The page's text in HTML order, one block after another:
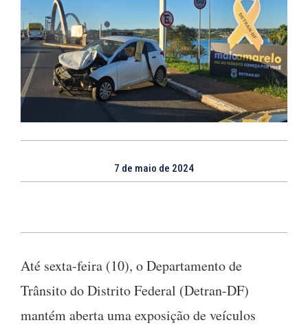
7 de maio de 2024
Até sexta-feira (10), o Departamento de
Trânsito do Distrito Federal (Detran-DF)
mantém aberta uma exposição de veículos